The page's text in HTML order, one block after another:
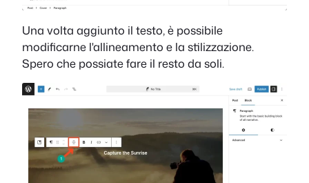
Una volta aggiunto il testo, è possibile
modificarne l'allineamento e la stilizzazione.
Spero che possiate fare il resto da soli.